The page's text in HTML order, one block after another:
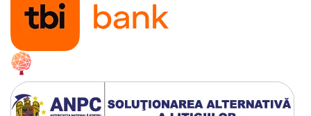
Automatizari incalzire in
pardoseala
Colectoare si distribuitoare
pardoseala
Teava incalzire in pardoseala
Incalzitoare terasa si accesorii
Purificatoare de aer